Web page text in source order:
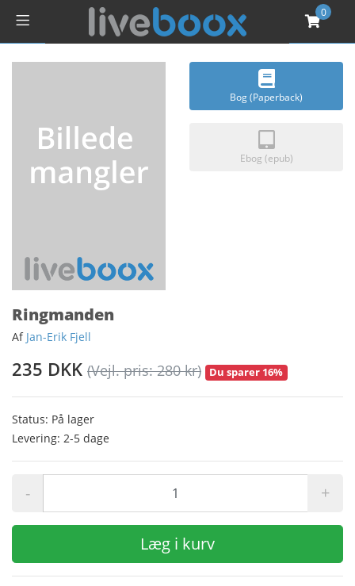
0
Bog (Paperback)
Ebog (epub)
Ringmanden
Af Jan-Erik Fjell
235 DKK (Vejl. pris: 280 kr) Du sparer 16%
Status: På lager
Levering: 2-5 dage
- +
Læg i kurv